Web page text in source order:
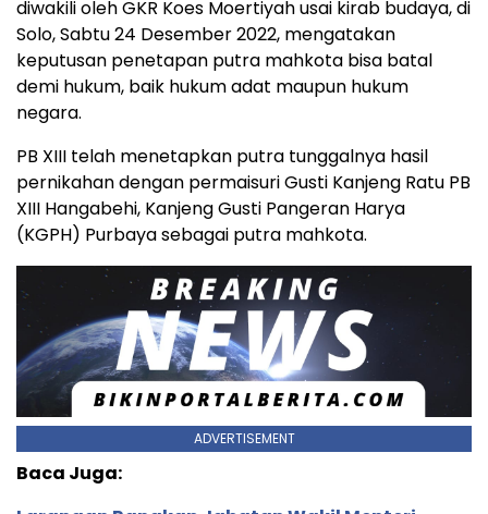
diwakili oleh GKR Koes Moertiyah usai kirab budaya, di
Solo, Sabtu 24 Desember 2022, mengatakan
keputusan penetapan putra mahkota bisa batal
demi hukum, baik hukum adat maupun hukum
negara.
PB XIII telah menetapkan putra tunggalnya hasil
pernikahan dengan permaisuri Gusti Kanjeng Ratu PB
XIII Hangabehi, Kanjeng Gusti Pangeran Harya
(KGPH) Purbaya sebagai putra mahkota.
ADVERTISEMENT
Baca Juga: